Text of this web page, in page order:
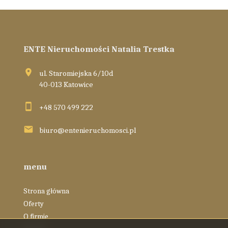
ENTE Nieruchomości Natalia Trestka
ul. Staromiejska 6/10d
40-013 Katowice
+48 570 499 222
biuro@entenieruchomosci.pl
menu
Strona główna
Oferty
O firmie